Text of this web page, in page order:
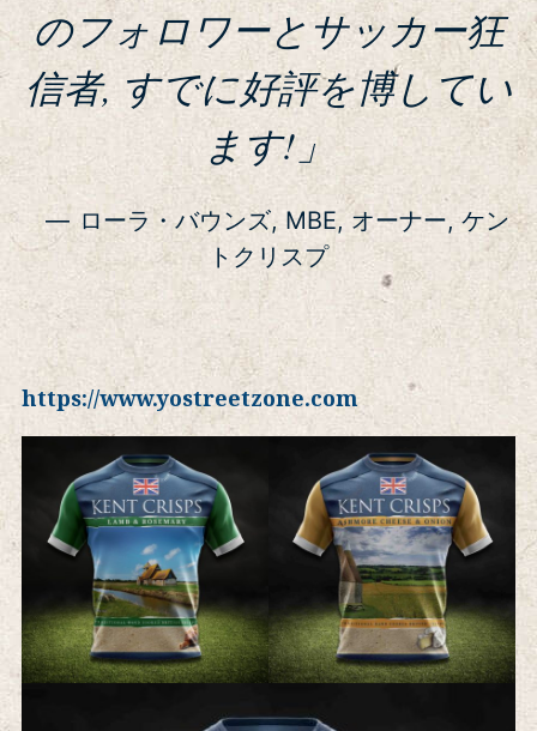
のフォロワーとサッカー狂
信者, すでに好評を博してい
ます!」
ローラ・バウンズ, MBE, オーナー, ケン
トクリスプ
https://www.yostreetzone.com